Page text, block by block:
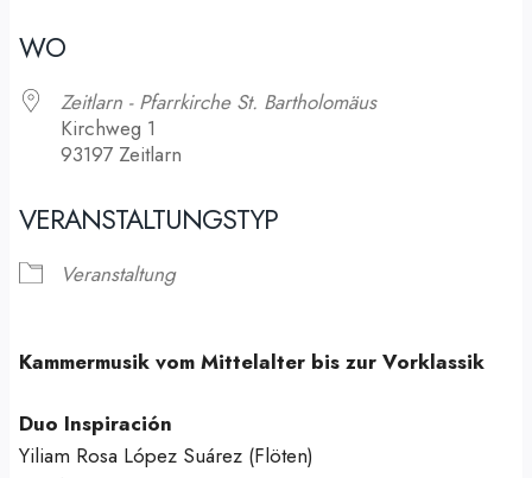
WO
Zeitlarn - Pfarrkirche St. Bartholomäus
Kirchweg 1
93197 Zeitlarn
VERANSTALTUNGSTYP
Veranstaltung
Kammermusik vom Mittelalter bis zur Vorklassik
Duo Inspiración
Yiliam Rosa López Suárez (Flöten)